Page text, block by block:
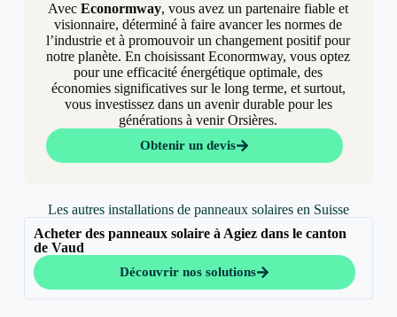
AvecEconormway, vous avez un partenaire fiable et
visionnaire, déterminé à faire avancer les normes de
l’industrie et à promouvoir un changement positif pour
notre planète. En choisissant Econormway, vous optez
pour une efficacité énergétique optimale, des
économies significatives sur le long terme, et surtout,
vous investissez dans un avenir durable pour les
générations à venir Orsières.
Obtenir un devis
Les autres installations de panneaux solaires en Suisse
Acheter des panneaux solaire à Agiez dans le canton
de Vaud
Découvrir nos solutions